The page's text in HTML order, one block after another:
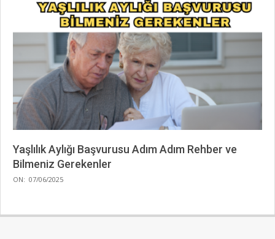
Yaşlılık Aylığı Başvurusu Adım Adım Rehber ve
Bilmeniz Gerekenler
2025-
ON: 07/06/2025